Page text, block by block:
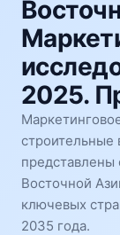
2025.
представлены
Восточной
ключевых
2035 года.